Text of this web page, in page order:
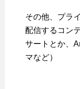
その他、プラ
配信するコン
サートとか、
マなど）